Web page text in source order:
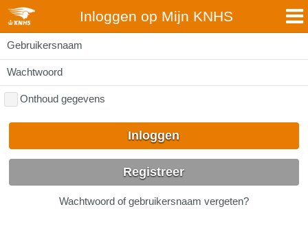
Inloggen op Mijn KNHS
Gebruikersnaam
Wachtwoord
Onthoud gegevens
Inloggen
Registreer
Wachtwoord of gebruikersnaam vergeten?